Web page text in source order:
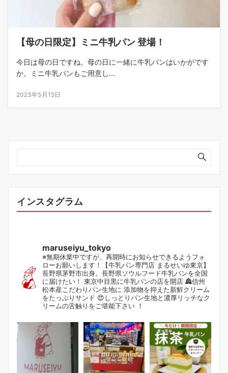
【母の日限定】ミニ牛乳パン 登場！
今日は母の日ですね。母の日に一緒に牛乳パンはいかがです
か。ミニ牛乳パンもご用意し...
2023年5月15日
インスタグラム
maruseiyu_tokyo
※無期休業中ですが、再開時にお知らせできるようフォ
ローお願いします！【牛乳パン専門店 まるせいゆ東京】
長野県茅野市出身。長野県ソウルフード牛乳パンを全国
に届けたい！ 東京中目黒に牛乳パンの店を開店 🏯信州
松本産こだわりパン生地に 添加物を抑えた新鮮クリーム
をたっぷりサンド 😍しっとりパン生地と濃厚リッチなク
リームの舌触りをご堪能下さい ！